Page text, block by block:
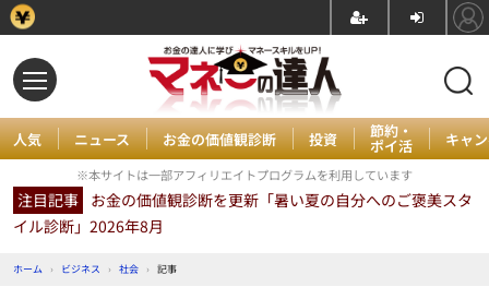
人気 ニュース お金の価値観診断 投資 節約・
ポイ活 キャ
※本サイトは一部アフィリエイトプログラムを利用しています
注目記事 お金の価値観診断を更新「暑い夏の自分へのご褒美スタ
イル診断」2026年8月
ホーム › ビジネス › 社会 › 記事